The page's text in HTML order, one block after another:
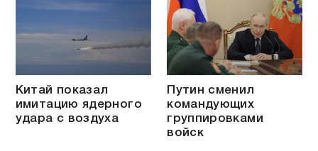
Китай показал
имитацию ядерного
удара с воздуха
Путин сменил
командующих
группировками
войск